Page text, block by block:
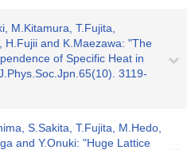
M.Kitamura, T.Fujita,
H.Fujii and K.Maezawa: "The
of Specific Heat in
3119-
S.Sakita, T.Fujita, M.Hedo,
and Y.Onuki: "Huge Lattice